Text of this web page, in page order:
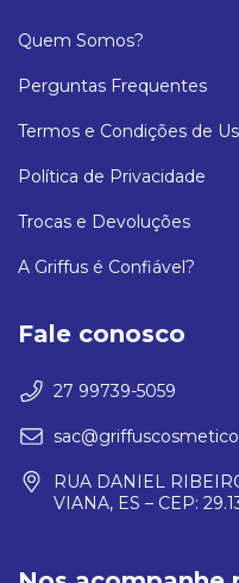
Quem Somos?
Perguntas Frequentes
Termos e Condições de
Política de Privacidade
Trocas e Devoluções
A Griffus é Confiável?
Fale conosco
27 99739-5059
RUA DANIEL
VIANA, ES – CEP: